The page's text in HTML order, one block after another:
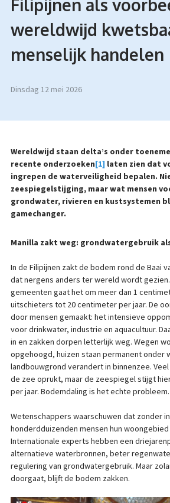
Filipijnen als
wereldwijd
menselijk handelen
dinsdag 12 mei 2026
Wereldwijd staan delta’s onder
recente onderzoeken[1] laten zien dat
ingrepen de waterveiligheid bepalen.
zeespiegelstijging, maar wat mensen
grondwater, rivieren en kustsystemen
gamechanger.
Manilla zakt weg: grondwatergebruik
In de Filipijnen zakt de bodem rond de Baai
dat nergens anders ter wereld wordt
gemeenten gaat het om meer dan 1
uitschieters tot 20 centimeter per jaar. De
door mensen gemaakt: het intensieve
voor drinkwater, industrie en aquacultuur.
in en zakken dorpen letterlijk weg. Wegen
opgehoogd, huizen staan permanent onder
landbouwgrond verandert in binnenzee.
de zee oprukt, maar de zeespiegel stijgt
per jaar. Bodemdaling is het echte probleem.
Wetenschappers waarschuwen dat zonder
honderdduizenden mensen hun
Internationale experts hebben een
alternatieve waterbronnen, beter
regulering van grondwatergebruik. Maar
doorgaat, blijft de bodem zakken.